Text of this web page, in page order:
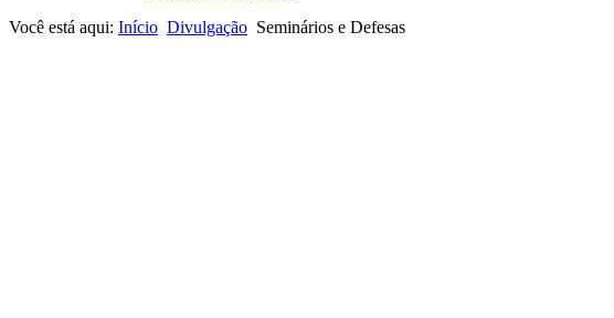
Você está aqui: Início Divulgação Seminários e Defesas